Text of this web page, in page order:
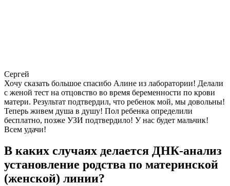
Сергей
Хочу сказать большое спасибо Алине из лаборатории! Делали
с женой тест на отцовство во время беременности по крови
матери. Результат подтвердил, что ребенок мой, мы довольны!
Теперь живем душа в душу! Пол ребенка определили
бесплатно, позже УЗИ подтвердило! У нас будет мальчик!
Всем удачи!
В каких случаях делается ДНК-анализ
установление родства по материнской
(женской) линии?